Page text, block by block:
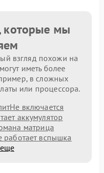
которые мы
взгляд похожи на
иметь более
в сложных
или процессора.
Не включается
аккумулятор
матрица
работает вспышка